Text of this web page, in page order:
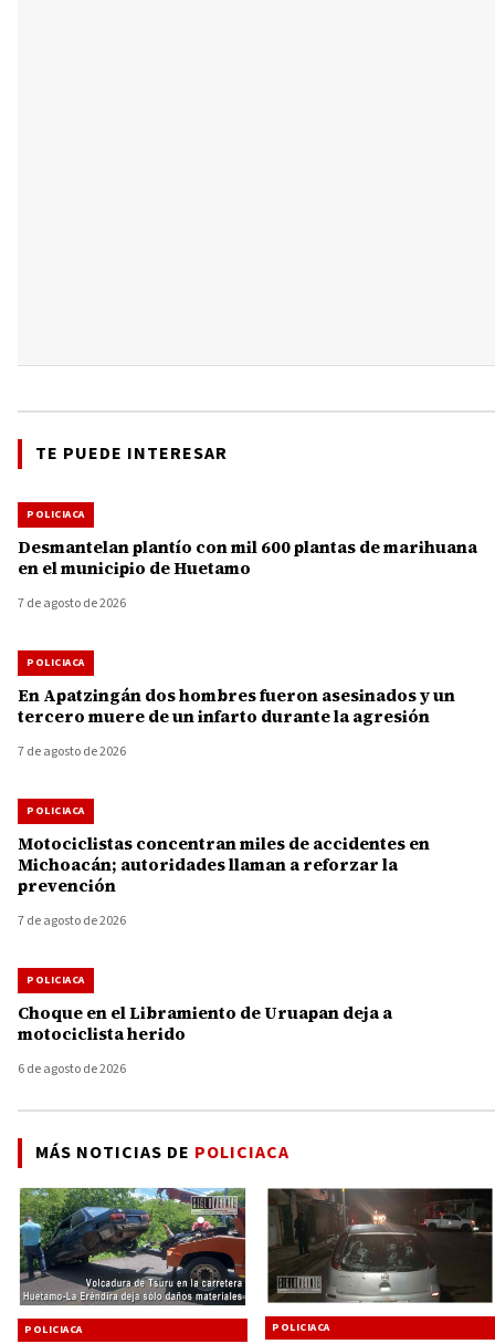
TE PUEDE INTERESAR
POLICIACA
Desmantelan plantío con mil 600 plantas de marihuana
en el municipio de Huetamo
7 de agosto de 2026
POLICIACA
En Apatzingán dos hombres fueron asesinados y un
tercero muere de un infarto durante la agresión
7 de agosto de 2026
POLICIACA
Motociclistas concentran miles de accidentes en
Michoacán; autoridades llaman a reforzar la
prevención
7 de agosto de 2026
POLICIACA
Choque en el Libramiento de Uruapan deja a
motociclista herido
6 de agosto de 2026
MÁS NOTICIAS DE POLICIACA
POLICIACA POLICIACA